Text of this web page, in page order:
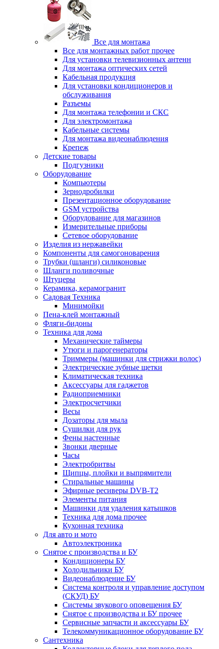
Все для монтажа
Все для монтажных работ прочее
Для установки телевизионных антенн
Для монтажа оптических сетей
Кабельная продукция
Для установки кондиционеров и
обслуживания
Разъемы
Для монтажа телефонии и СКС
Для электромонтажа
Кабельные системы
Для монтажа видеонаблюдения
Крепеж
Детские товары
Подгузники
Оборудование
Компьютеры
Зернодробилки
Презентационное оборудование
GSM устройства
Оборудование для магазинов
Измерительные приборы
Сетевое оборудование
Изделия из нержавейки
Компоненты для самогоноварения
Трубки (шланги) силиконовые
Шланги поливочные
Штуцеры
Керамика, керамогранит
Садовая Техника
Минимойки
Пена-клей монтажный
Фляги-бидоны
Техника для дома
Механические таймеры
Утюги и парогенераторы
Триммеры (машинки для стрижки волос)
Электрические зубные щетки
Климатическая техника
Аксессуары для гаджетов
Радиоприемники
Электросчетчики
Весы
Дозаторы для мыла
Сушилки для рук
Фены настенные
Звонки дверные
Часы
Электробритвы
Щипцы, плойки и выпрямители
Стиральные машины
Эфирные ресиверы DVB-T2
Элементы питания
Машинки для удаления катышков
Техника для дома прочее
Кухонная техника
Для авто и мото
Автоэлектроника
Снятое с производства и БУ
Кондиционеры БУ
Холодильники БУ
Видеонаблюдение БУ
Система контроля и управление доступом
(СКУД) БУ
Системы звукового оповещения БУ
Снятое с производства и БУ прочее
Сервисные запчасти и аксессуары БУ
Телекоммуникационное оборудование БУ
Сантехника